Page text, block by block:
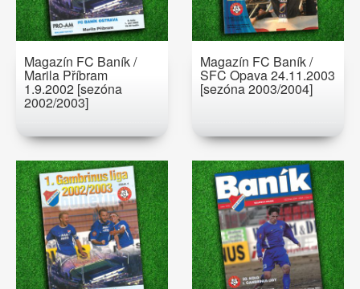
Magazín FC Baník /
Marila Příbram
1.9.2002 [sezóna
2002/2003]
Magazín FC Baník /
SFC Opava 24.11.2003
[sezóna 2003/2004]